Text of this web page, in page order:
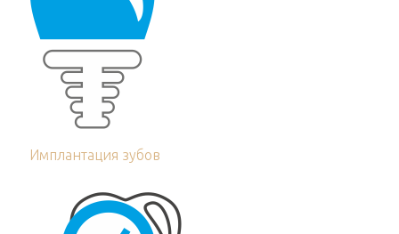
Имплантация зубов